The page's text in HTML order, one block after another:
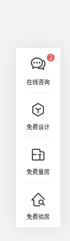
在线咨询
免费设计
免费量房
免费验房